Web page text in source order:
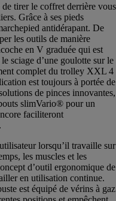
tirer le coffret derrière vous
Grâce à ses pieds
antidérapant. De
les outils de manière
en V graduée qui est
sciage d’une goulotte sur le
complet du trolley XXL 4
est toujours à portée de
de pinces innovantes,
slimVario® pour un
faciliteront
lorsqu’il travaille sur
les muscles et les
d’outil ergonomique de
en utilisation continue.
est équipé de vérins à gaz